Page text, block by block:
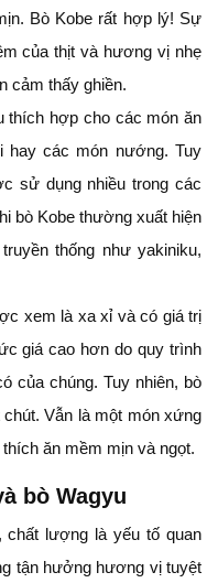
Bò Kobe rất hợp lý! Sự
của thịt và hương vị nhẹ
cảm thấy ghiền.
thích hợp cho các món ăn
hay các món nướng. Tuy
sử dụng nhiều trong các
bò Kobe thường xuất hiện
thống như yakiniku,
xem là xa xỉ và có giá trị
giá cao hơn do quy trình
của chúng. Tuy nhiên, bò
Vẫn là một món xứng
ăn mềm mịn và ngọt.
bò Wagyu
chất lượng là yếu tố quan
tận hưởng hương vị tuyệt